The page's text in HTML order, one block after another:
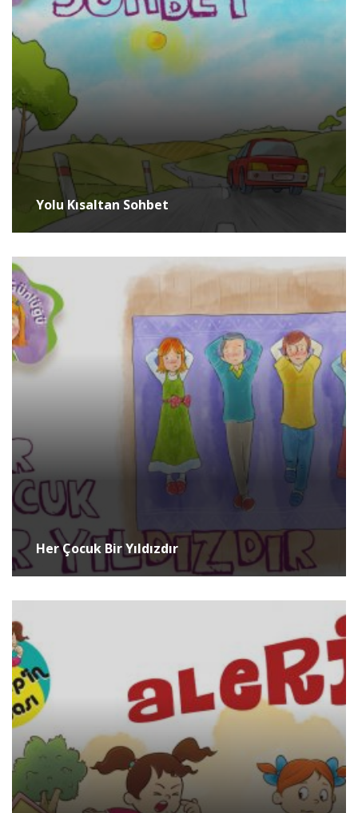
Yolu Kısaltan Sohbet
Her Çocuk Bir Yıldızdır